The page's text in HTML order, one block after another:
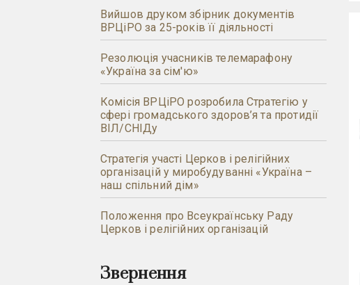
Вийшов друком збірник документів
ВРЦіРО за 25-років її діяльності
Резолюція учасників телемарафону
«Україна за сім'ю»
Комісія ВРЦіРО розробила Стратегію у
сфері громадського здоров’я та протидії
ВІЛ/СНІДу
Стратегія участі Церков і релігійних
організацій у миробудуванні «Україна –
наш спільний дім»
Положення про Всеукраїнську Раду
Церков і релігійних організацій
Звернення